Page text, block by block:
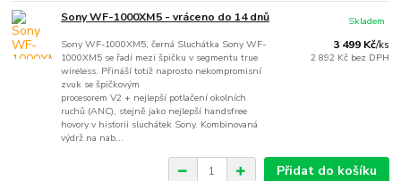
Sony WF-1000XM5 - vráceno do 14 dnů
Sony WF-1000XM5, černá Sluchátka Sony WF-
1000XM5 se řadí mezi špičku v segmentu true
wireless. Přináší totiž naprosto nekompromisní
zvuk se špičkovým
procesorem V2 + nejlepší potlačení okolních
ruchů (ANC), stejně jako nejlepší handsfree
hovory v historii sluchátek Sony. Kombinovaná
výdrž na nab...
3 499 Kč/ks
2 892 Kč bez DPH
Skladem
Přidat do košíku